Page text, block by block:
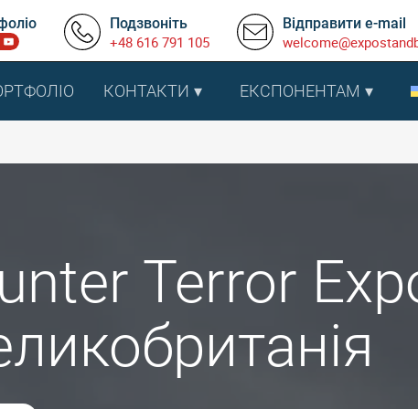
Подзвоніть
+48 616 791 105
Відправити e-mail
КОНТАКТИ ЕКСПОНЕНТАМ
Terror